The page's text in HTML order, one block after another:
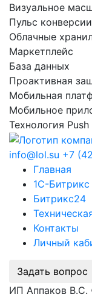
Визуальное
Пульс конверсии
Облачные
Маркетплейс
База данных
Проактивная
Мобильная
Мобильное
Технология Push
info@lol.su +7
Главная
1С-Битрикс
Битрикс24
Контакты
Личный
Задать вопрос
ИП Аппаков